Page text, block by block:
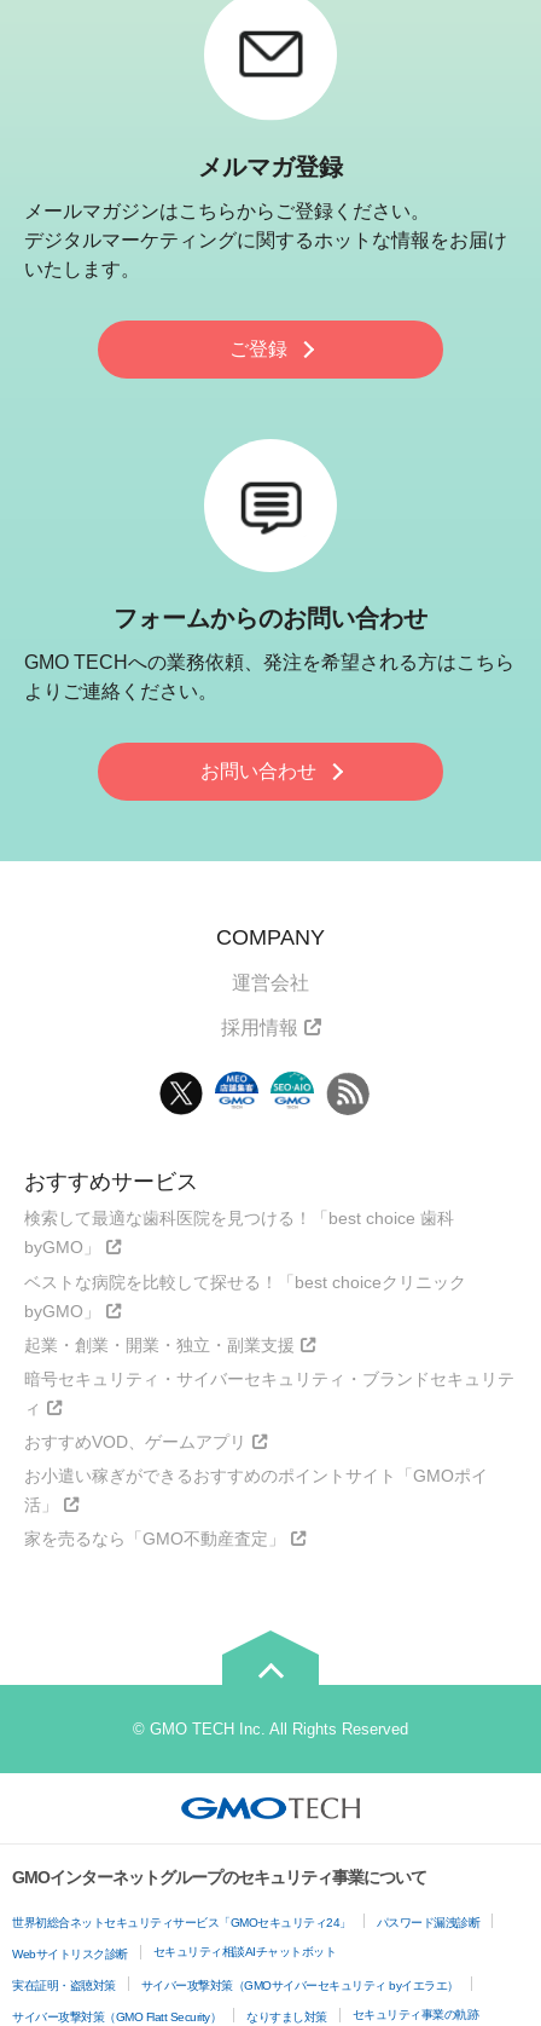
メルマガ登録
メールマガジンはこちらからご登録ください。
デジタルマーケティングに関するホットな情報をお届け
いたします。
ご登録
フォームからのお問い合わせ
GMO TECHへの業務依頼、発注を希望される方はこちら
よりご連絡ください。
お問い合わせ
COMPANY
運営会社
採用情報
おすすめサービス
検索して最適な歯科医院を見つける！「best choice 歯科
byGMO」
ベストな病院を比較して探せる！「best choiceクリニック
byGMO」
起業・創業・開業・独立・副業支援
暗号セキュリティ・サイバーセキュリティ・ブランドセキュリテ
ィ
おすすめVOD、ゲームアプリ
お小遣い稼ぎができるおすすめのポイントサイト「GMOポイ
活」
家を売るなら「GMO不動産査定」
© GMO TECH Inc. All Rights Reserved
GMOインターネットグループのセキュリティ事業について
世界初総合ネットセキュリティサービス「GMOセキュリティ24」 パスワード漏洩診断
Webサイトリスク診断 セキュリティ相談AIチャットボット
実在証明・盗聴対策 サイバー攻撃対策（GMOサイバーセキュリティ byイエラエ）
サイバー攻撃対策（GMO Flatt Security） なりすまし対策 セキュリティ事業の軌跡